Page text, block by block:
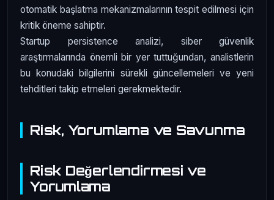
otomatik başlatma mekanizmalarının tespit edilmesi için
kritik öneme sahiptir.
Startup persistence analizi, siber güvenlik
araştırmalarında önemli bir yer tuttuğundan, analistlerin
bu konudaki bilgilerini sürekli güncellemeleri ve yeni
tehditleri takip etmeleri gerekmektedir.
Risk, Yorumlama ve Savunma
Risk Değerlendirmesi ve
Yorumlama